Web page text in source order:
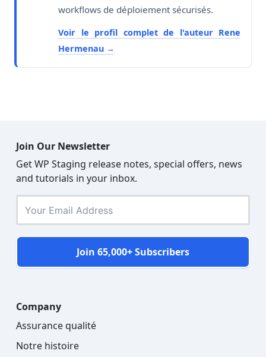
workflows de déploiement sécurisés.
Voir le profil complet de l'auteur Rene
Hermenau
Join Our Newsletter
Get WP Staging release notes, special offers, news
and tutorials in your inbox.
Join 65,000+ Subscribers
Company
Assurance qualité
Notre histoire